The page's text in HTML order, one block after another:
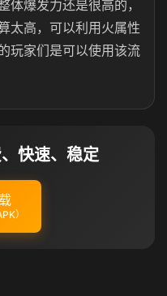
体爆发力还是很高的，
太高，可以利用火属性
玩家们是可以使用该流
快速、稳定
）